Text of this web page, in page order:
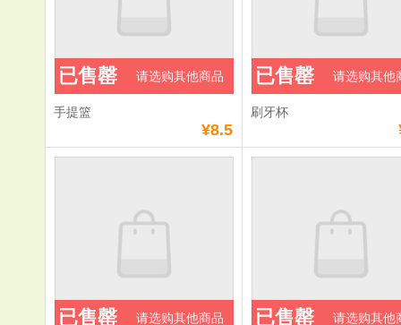
手提篮
¥8.5
已售罄 请选购其他商品
刷牙杯
已售罄 请选购其他
已售罄 请选购其他商品 已售罄 请选购其他